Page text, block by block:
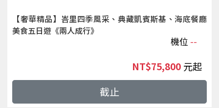
【奢華精品】峇里四季風采、典藏凱賓斯基、海底餐廳
美食五日遊《兩人成行》
機位 --
NT$75,800 起
截止